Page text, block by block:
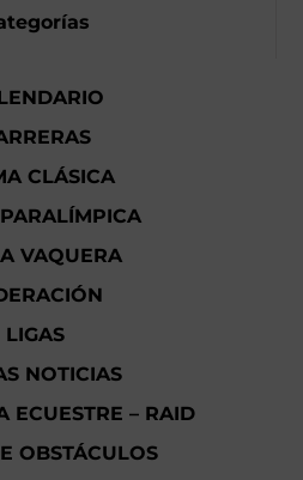
CLÁSICA
VAQUERA
LIGAS
NOTICIAS
ECUESTRE – RAID
OBSTÁCULOS